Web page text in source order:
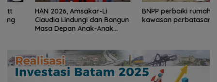
HAN 2026, Amsakar-Li
Claudia Lindungi dan Bangun
Masa Depan Anak-Anak
BNPP perbaiki rumah warga
kawasan perbatasan Natuna